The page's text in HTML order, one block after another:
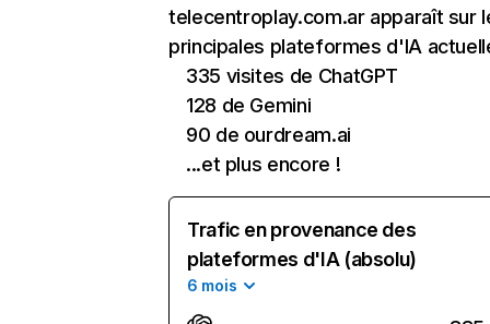
telecentroplay.com.ar apparaît sur
principales plateformes d'IA
335 visites de ChatGPT
128 de Gemini
90 de ourdream.ai
...et plus encore !
Trafic en provenance des
plateformes d'IA (absolu)
6 mois